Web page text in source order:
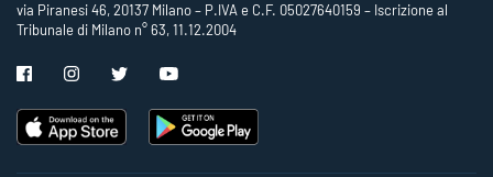
via Piranesi 46, 20137 Milano – P.IVA e C.F. 05027640159 – Iscrizione al
Tribunale di Milano n° 63, 11.12.2004